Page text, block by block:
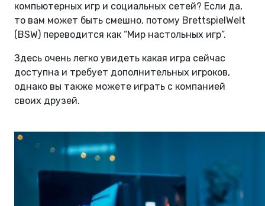
компьютерных игр и социальных сетей? Если да,
то вам может быть смешно, потому BrettspielWelt
(BSW) переводится как “Мир настольных игр”.
Здесь очень легко увидеть какая игра сейчас
доступна и требует дополнительных игроков,
однако вы также можете играть с компанией
своих друзей.